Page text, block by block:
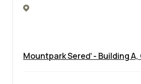
Mountpark Sereď - Building A,